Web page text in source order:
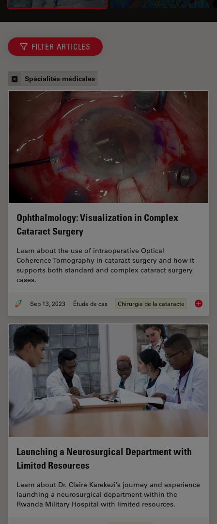
FILTER ARTICLES
Spécialités médicales
Ophthalmology: Visualization in Complex
Cataract Surgery
Learn about the use of intraoperative Optical
Coherence Tomography in cataract surgery and how it
supports both standard and complex cataract surgery
cases.
Sep 13, 2023 Étude de cas Chirurgie de la cataracte
Launching a Neurosurgical Department with
Limited Resources
Learn about Dr. Claire Karekezi’s journey and experience
launching a neurosurgical department within the
Rwanda Military Hospital with limited resources.